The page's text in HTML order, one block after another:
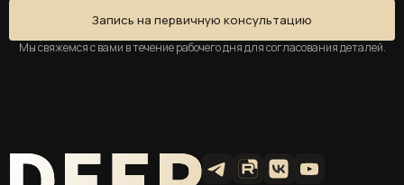
Запись на первичную консультацию
Мы свяжемся с вами в течение рабочего дня для согласования деталей.